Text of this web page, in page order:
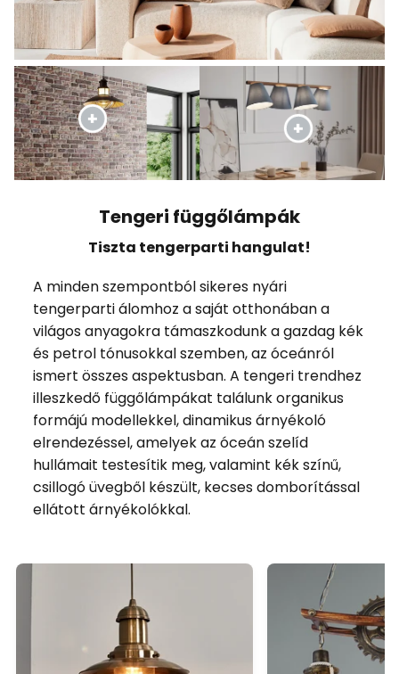
Tengeri függőlámpák
Tiszta tengerparti hangulat!
A minden szempontból sikeres nyári
tengerparti álomhoz a saját otthonában a
világos anyagokra támaszkodunk a gazdag kék
és petrol tónusokkal szemben, az óceánról
ismert összes aspektusban. A tengeri trendhez
illeszkedő függőlámpákat találunk organikus
formájú modellekkel, dinamikus árnyékoló
elrendezéssel, amelyek az óceán szelíd
hullámait testesítik meg, valamint kék színű,
csillogó üvegből készült, kecses domborítással
ellátott árnyékolókkal.